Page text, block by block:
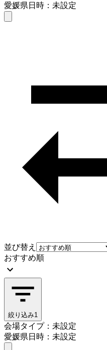
愛媛県日時：未設定
並び替え
おすすめ順
絞り込み1
会場タイプ：未設定
愛媛県日時：未設定